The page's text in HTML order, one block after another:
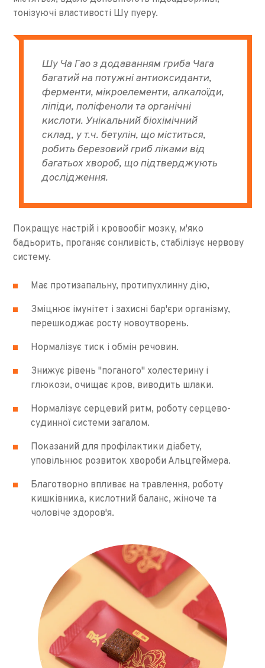
тонізуючі властивості Шу пуеру.
Шу Ча Гао з додаванням гриба Чага
багатий на потужні антиоксиданти,
ферменти, мікроелементи, алкалоїди,
ліпіди, поліфеноли та органічні
кислоти. Унікальний біохімічний
склад, у т.ч. бетулін, що міститься,
робить березовий гриб ліками від
багатьох хвороб, що підтверджують
дослідження.
Покращує настрій і кровообіг мозку, м'яко
бадьорить, проганяє сонливість, стабілізує нервову
систему.
Має протизапальну, протипухлинну дію,
Зміцнює імунітет і захисні бар'єри організму,
перешкоджає росту новоутворень.
Нормалізує тиск і обмін речовин.
Знижує рівень "поганого" холестерину і
глюкози, очищає кров, виводить шлаки.
Нормалізує серцевий ритм, роботу серцево-
судинної системи загалом.
Показаний для профілактики діабету,
уповільнює розвиток хвороби Альцгеймера.
Благотворно впливає на травлення, роботу
кишківника, кислотний баланс, жіноче та
чоловіче здоров'я.